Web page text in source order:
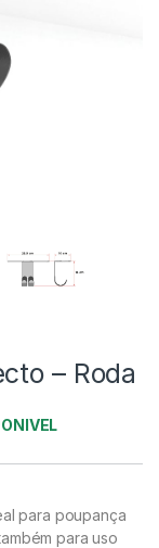
– Roda
para poupança
para uso